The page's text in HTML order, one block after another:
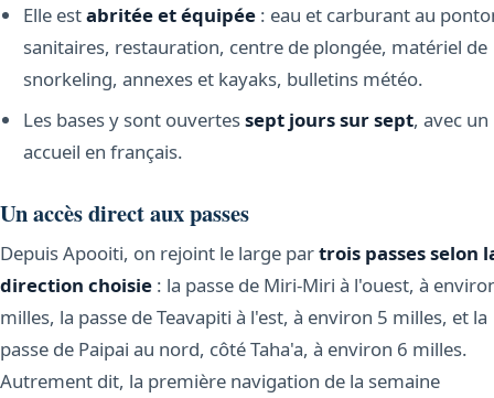
Elle estabritée et équipée: eau et carburant au
sanitaires, restauration, centre de plongée, matériel de
snorkeling, annexes et kayaks, bulletins météo.
Les bases y sont ouvertessept jours sur sept, avec un
accueil en français.
Un accès direct aux passes
Depuis Apooiti, on rejoint le large partrois passes selon
direction choisie : la passe de Miri-Miri à l'ouest, à
milles, la passe de Teavapiti à l'est, à environ 5 milles, et la
passe de Paipai au nord, côté Taha'a, à environ 6 milles.
Autrement dit, la première navigation de la semaine